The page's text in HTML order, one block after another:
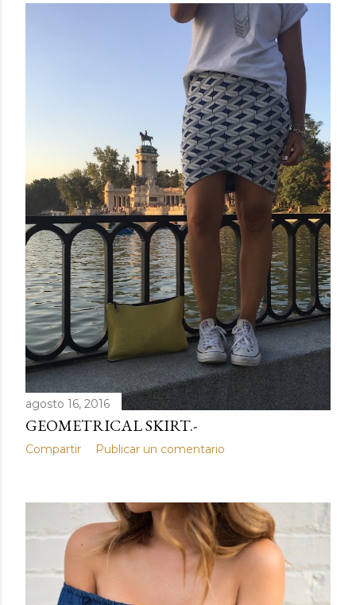
agosto 16, 2016
GEOMETRICAL SKIRT.-
Compartir Publicar un comentario